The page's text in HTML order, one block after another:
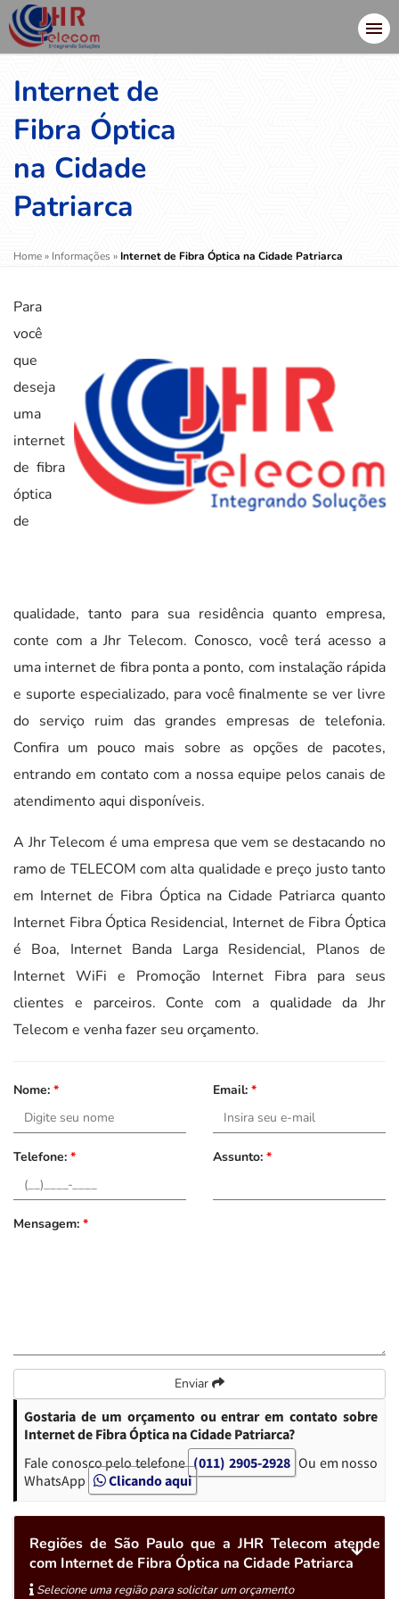
Internet de
Fibra Óptica
na Cidade
Patriarca
Home» Informações» Internet de Fibra Óptica na Cidade Patriarca
Para
você
que
deseja
uma
internet
de fibra
óptica
de
qualidade, tanto para sua residência quanto empresa,
conte com a Jhr Telecom. Conosco, você terá acesso a
uma internet de fibra ponta a ponto, com instalação rápida
e suporte especializado, para você finalmente se ver livre
do serviço ruim das grandes empresas de telefonia.
Confira um pouco mais sobre as opções de pacotes,
entrando em contato com a nossa equipe pelos canais de
atendimento aqui disponíveis.
A Jhr Telecom é uma empresa que vem se destacando no
ramo de TELECOM com alta qualidade e preço justo tanto
em Internet de Fibra Óptica na Cidade Patriarca quanto
Internet Fibra Óptica Residencial, Internet de Fibra Óptica
é Boa, Internet Banda Larga Residencial, Planos de
Internet WiFi e Promoção Internet Fibra para seus
clientes e parceiros. Conte com a qualidade da Jhr
Telecom e venha fazer seu orçamento.
Nome: * Email: *
Telefone: * Assunto: *
Mensagem: *
Enviar
Gostaria de um orçamento ou entrar em contato sobre
Internet de Fibra Óptica na Cidade Patriarca?
Fale conosco pelo telefone (011) 2905-2928 Ou em nosso
WhatsApp
Clicando aqui
Regiões de São Paulo que a JHR Telecom atende
com Internet de Fibra Óptica na Cidade Patriarca
Selecione uma região para solicitar um orçamento